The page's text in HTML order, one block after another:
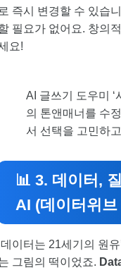
즉시 변경할 수 있습
필요가 없어요. 창의
요!
AI 글쓰기 도우미 ‘
의 톤앤매너를 수
서 선택을 고민하
📊 3. 데이터,
AI (데이터위
데이터는 21세기의 원
그림의 떡이었죠.